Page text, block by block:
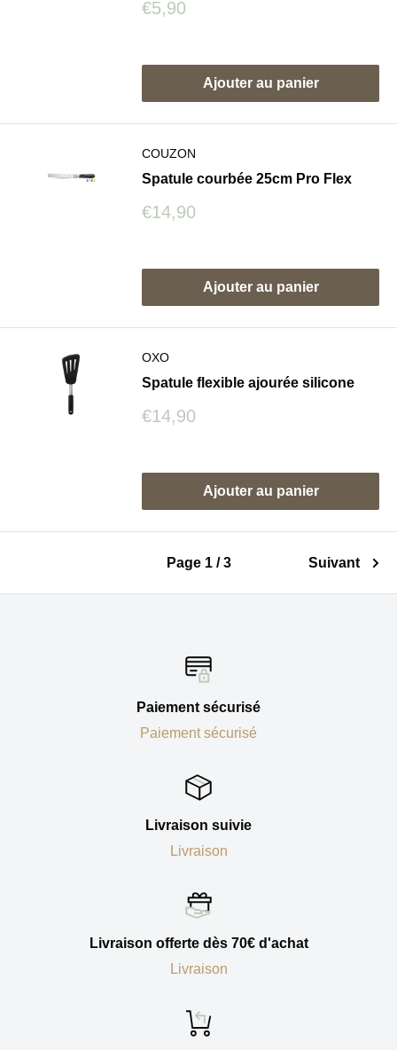
Prix
€5,90
Ajouter au panier
COUZON
Spatule courbée 25cm Pro Flex
Prix
€14,90
Ajouter au panier
OXO
Spatule flexible ajourée silicone
Prix
€14,90
Ajouter au panier
Page 1 / 3 Suivant
Paiement sécurisé
Paiement sécurisé
Livraison suivie
Livraison
Livraison offerte dès 70€ d'achat
Livraison